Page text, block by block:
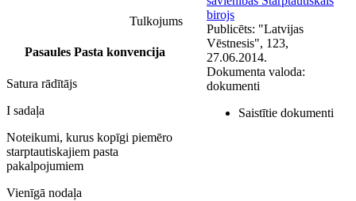
Tulkojums
Pasaules Pasta konvencija
Satura rādītājs
I sadaļa
Noteikumi, kurus kopīgi piemēro
starptautiskajiem pasta
pakalpojumiem
Vienīgā nodaļa
birojs
Publicēts: "Latvijas
Vēstnesis", 123,
27.06.2014.
Dokumenta valoda:
dokumenti
Saistītie dokumenti